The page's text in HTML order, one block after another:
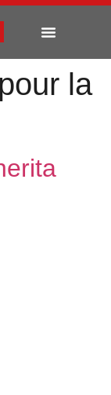
la